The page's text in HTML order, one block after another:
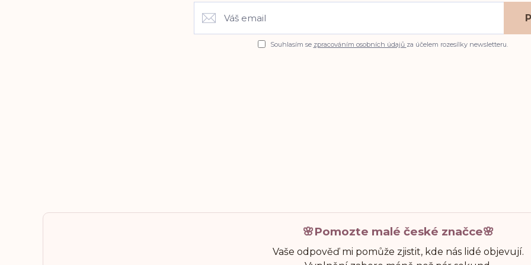
Souhlasím se zpracováním osobních údajů za účelem rozesílky newsletteru.
🌸Pomozte malé české značce🌸
Vaše odpověď mi pomůže zjistit, kde nás lidé objevují.